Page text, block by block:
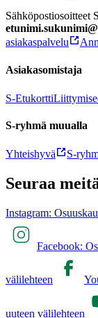
Sähköpostiosoitteet
asiakaspalvelu
Asiakasomistaja
S-Etukortti
S-ryhmä muualla
Yhteishyvä S-
Seuraa
Instagram:
Facebook:
välilehteen
uuteen välilehteen